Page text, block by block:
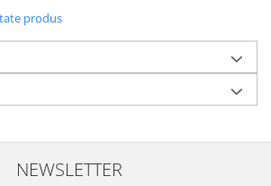
produs
NEWSLETTER